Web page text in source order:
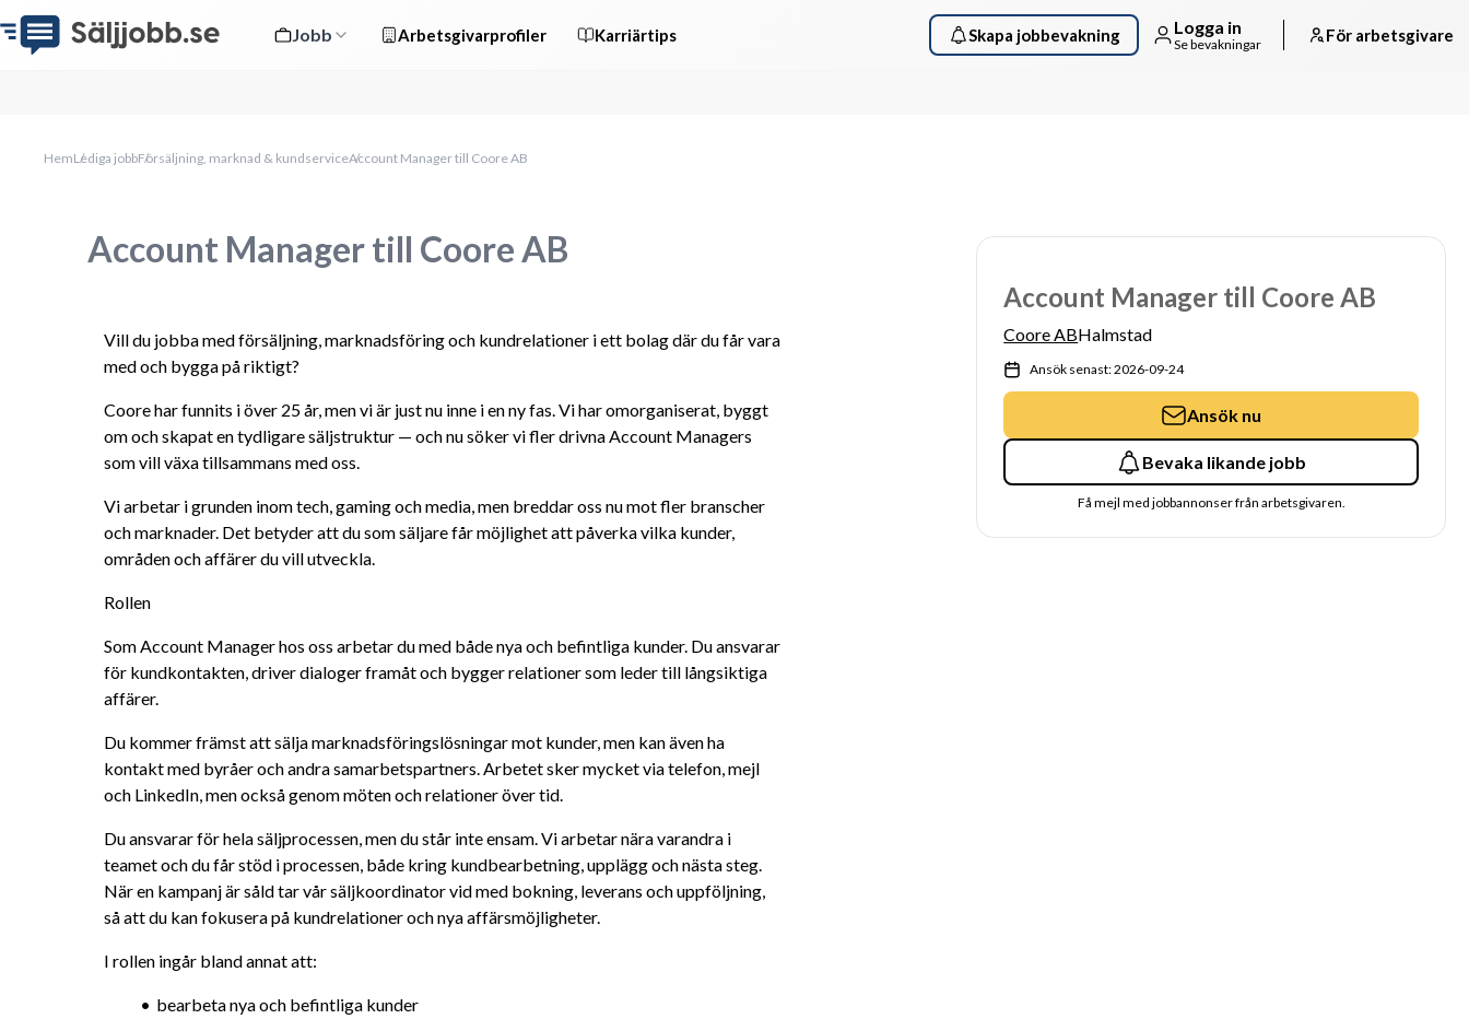
Jobb Arbetsgivarprofiler Karriärtips Skapa jobbevakning Logga in
Se bevakningar För arbetsgivare
HemLediga jobbFörsäljning, marknad & kundserviceAccount Manager till Coore AB
Account Manager till Coore AB
Vill du jobba med försäljning, marknadsföring och kundrelationer i ett bolag där du får vara
med och bygga på riktigt?
Coore har funnits i över 25 år, men vi är just nu inne i en ny fas. Vi har omorganiserat, byggt
om och skapat en tydligare säljstruktur — och nu söker vi fler drivna Account Managers
som vill växa tillsammans med oss.
Vi arbetar i grunden inom tech, gaming och media, men breddar oss nu mot fler branscher
och marknader. Det betyder att du som säljare får möjlighet att påverka vilka kunder,
områden och affärer du vill utveckla.
Rollen
Som Account Manager hos oss arbetar du med både nya och befintliga kunder. Du ansvarar
för kundkontakten, driver dialoger framåt och bygger relationer som leder till långsiktiga
affärer.
Du kommer främst att sälja marknadsföringslösningar mot kunder, men kan även ha
kontakt med byråer och andra samarbetspartners. Arbetet sker mycket via telefon, mejl
och LinkedIn, men också genom möten och relationer över tid.
Du ansvarar för hela säljprocessen, men du står inte ensam. Vi arbetar nära varandra i
teamet och du får stöd i processen, både kring kundbearbetning, upplägg och nästa steg.
När en kampanj är såld tar vår säljkoordinator vid med bokning, leverans och uppföljning,
så att du kan fokusera på kundrelationer och nya affärsmöjligheter.
I rollen ingår bland annat att:
bearbeta nya och befintliga kunder
Account Manager till Coore AB
Coore ABHalmstad
Ansök senast: 2026-09-24
Ansök nu
Bevaka likande jobb
Få mejl med jobbannonser från arbetsgivaren.